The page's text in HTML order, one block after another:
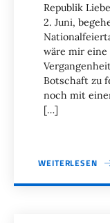
Republik
2. Juni,
wäre mir
Botschaft zu
noch mit
[…]
WEITERLESEN